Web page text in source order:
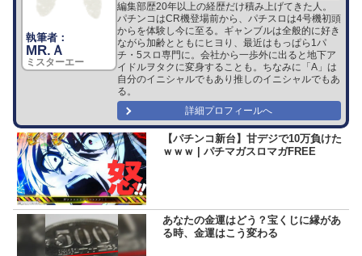
MR.Ａ
ミスターエー
編集部歴20年以上の経歴だけ積み上げてきた人。
パチンコはCR機登場前から、パチスロは4号機初頭
からを体験し今に至る。ギャンブルは全般的に好き
ながら加齢とともにヒヨり、最近はもっぱら1パ
チ・5スロ専門に。会社から一歩外に出ると地下ア
イドルヲタクに変身することも。ちなみに「A」は
自分のイニシャルでもあり推しのイニシャルでもあ
る。
詳細プロフィールへ
【パチンコ新台】甘デジで10万負けた
ｗｗｗ | パチマガスロマガFREE
あなたの金運はどう？宝くじに縁があ
る時、金運はこう変わる